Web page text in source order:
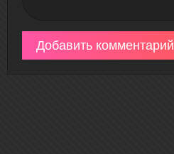
Добавить комментарий